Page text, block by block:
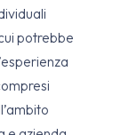
potrebbe